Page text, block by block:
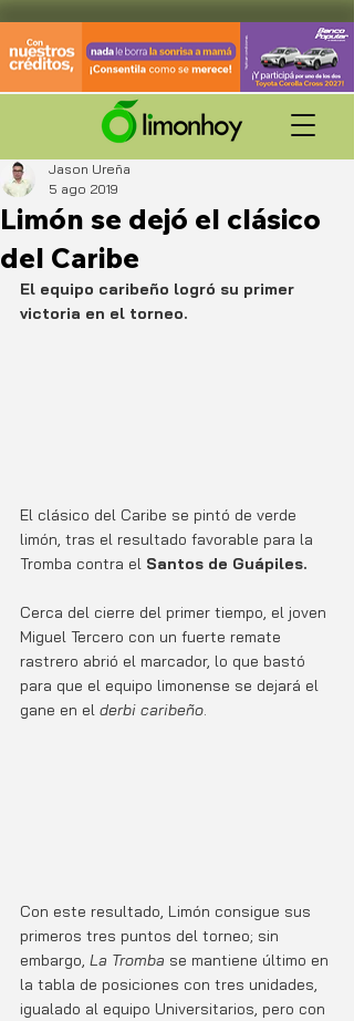
Limón se dejó el clásico
del Caribe
Jason Ureña
5 ago 2019
El equipo caribeño logró su primer
victoria en el torneo.
El clásico del Caribe se pintó de verde
limón, tras el resultado favorable para la
Tromba contra el Santos de Guápiles.
Cerca del cierre del primer tiempo, el joven
Miguel Tercero con un fuerte remate
rastrero abrió el marcador, lo que bastó
para que el equipo limonense se dejará el
gane en el derbi caribeño.
Con este resultado, Limón consigue sus
primeros tres puntos del torneo; sin
embargo, La Tromba se mantiene último en
la tabla de posiciones con tres unidades,
igualado al equipo Universitarios, pero con